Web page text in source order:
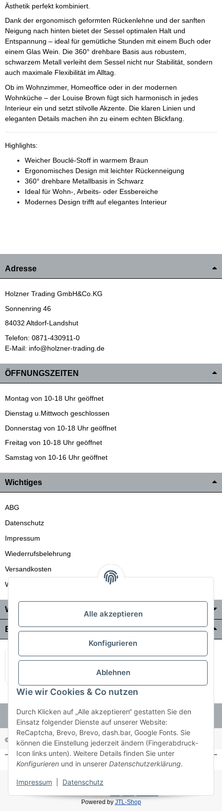
Ästhetik perfekt kombiniert.
Dank der ergonomisch geformten Rückenlehne und der sanften
Neigung nach hinten bietet der Sessel optimalen Halt und
Entspannung – ideal für gemütliche Stunden mit einem Buch oder
einem Glas Wein. Die 360° drehbare Basis aus robustem,
schwarzem Metall verleiht dem Sessel nicht nur Stabilität, sondern
auch maximale Flexibilität im Alltag.
Ob im Wohnzimmer, Homeoffice oder in der modernen
Wohnküche – der Louise Brown fügt sich harmonisch in jedes
Interieur ein und setzt stilvolle Akzente. Die klaren Linien und
eleganten Details machen ihn zu einem echten Blickfang.
Highlights:
Weicher Bouclé-Stoff in warmem Braun
Ergonomisches Design mit leichter Rückenneigung
360° drehbare Metallbasis in Schwarz
Ideal für Wohn-, Arbeits- oder Essbereiche
Modernes Design trifft auf elegantes Interieur
Adresse
Holzner Trading GmbH&Co.KG
Sonnenring 46
84032 Altdorf-Landshut
Telefon: 0871-430911-0
E-Mail: info@holzner-trading.de
ÖFFNUNGSZEITEN
Montag von 10-18 Uhr geöffnet
Dienstag u.Mittwoch geschlossen
Donnerstag von 10-18 Uhr geöffnet
Freitag von 10-18 Uhr geöffnet
Samstag von 10-16 Uhr geöffnet
Wichtiges
ABG
Datenschutz
Impressum
Wiederrufsbelehrung
Versandkosten
Wir liefern auch in die Schweiz
Wo Sie uns finden
Bezahlung & Versand
© Holzner-Trading GmbH&Co KG Besucherzähler: 3511255
* Alle Preise inkl. gesetzlicher USt., zzgl.
Powered by JTL-Shop
Alle akzeptieren
Konfigurieren
Ablehnen
Wie wir Cookies & Co nutzen
Durch Klicken auf „Alle akzeptieren“ gestatten Sie den
Einsatz folgender Dienste auf unserer Website:
ReCaptcha, Brevo, Brevo, dash.bar, Google Fonts. Sie
können die Einstellung jederzeit ändern (Fingerabdruck-
Icon links unten). Weitere Details finden Sie unter
Konfigurieren und in unserer Datenschutzerklärung.
Impressum Datenschutz